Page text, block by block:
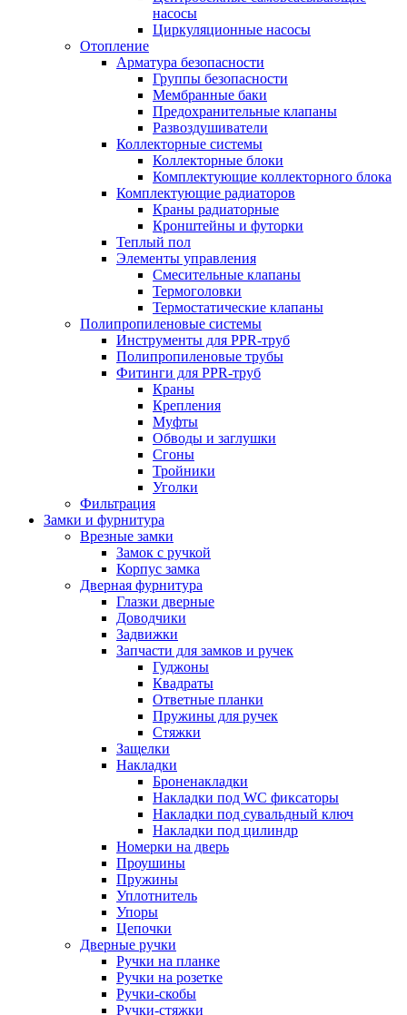
насосы
Циркуляционные насосы
Отопление
Арматура безопасности
Группы безопасности
Мембранные баки
Предохранительные клапаны
Развоздушиватели
Коллекторные системы
Коллекторные блоки
Комплектующие коллекторного блока
Комплектующие радиаторов
Краны радиаторные
Кронштейны и футорки
Теплый пол
Элементы управления
Смесительные клапаны
Термоголовки
Термостатические клапаны
Полипропиленовые системы
Инструменты для PPR-труб
Полипропиленовые трубы
Фитинги для PPR-труб
Краны
Крепления
Муфты
Обводы и заглушки
Сгоны
Тройники
Уголки
Фильтрация
Замки и фурнитура
Врезные замки
Замок с ручкой
Корпус замка
Дверная фурнитура
Глазки дверные
Доводчики
Задвижки
Запчасти для замков и ручек
Гуджоны
Квадраты
Ответные планки
Пружины для ручек
Стяжки
Защелки
Накладки
Броненакладки
Накладки под WC фиксаторы
Накладки под сувальдный ключ
Накладки под цилиндр
Номерки на дверь
Проушины
Пружины
Уплотнитель
Упоры
Цепочки
Дверные ручки
Ручки на планке
Ручки на розетке
Ручки-скобы
Ручки-стяжки